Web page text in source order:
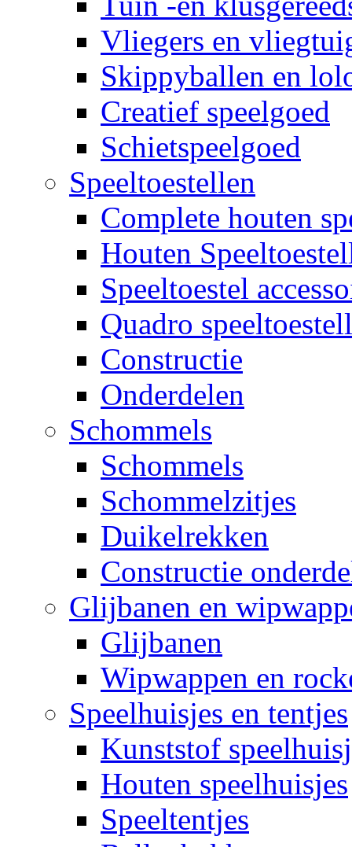
Vliegers en
Skippyballen en
Creatief speelgoed
Schietspeelgoed
Speeltoestellen
Complete houten
Houten
Speeltoestel
Quadro
Constructie
Onderdelen
Schommels
Schommels
Schommelzitjes
Duikelrekken
Constructie
Glijbanen en
Glijbanen
Wipwappen en
Speelhuisjes en tentjes
Kunststof
Houten speelhuisjes
Speeltentjes